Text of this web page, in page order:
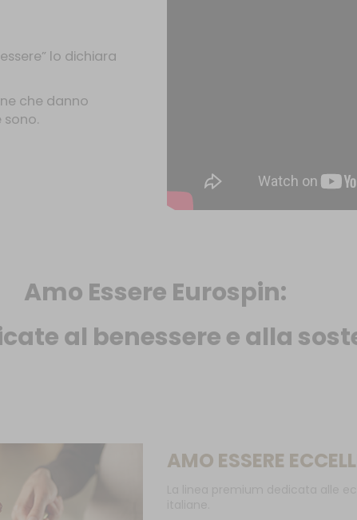
lo dichiara
che danno
Amo Essere Eurospin:
al benessere e alla
AMO ESSERE